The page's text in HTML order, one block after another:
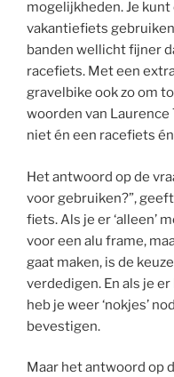
mogelijkheden. Je
vakantiefiets
banden wellicht fijner
racefiets. Met een
gravelbike ook zo om
woorden van Laurence
niet én een racefiets
Het antwoord op de
voor gebruiken?”,
fiets. Als je er ‘alleen’
voor een alu frame,
gaat maken, is de
verdedigen. En als je er
heb je weer ‘nokjes’
bevestigen.
Maar het antwoord op